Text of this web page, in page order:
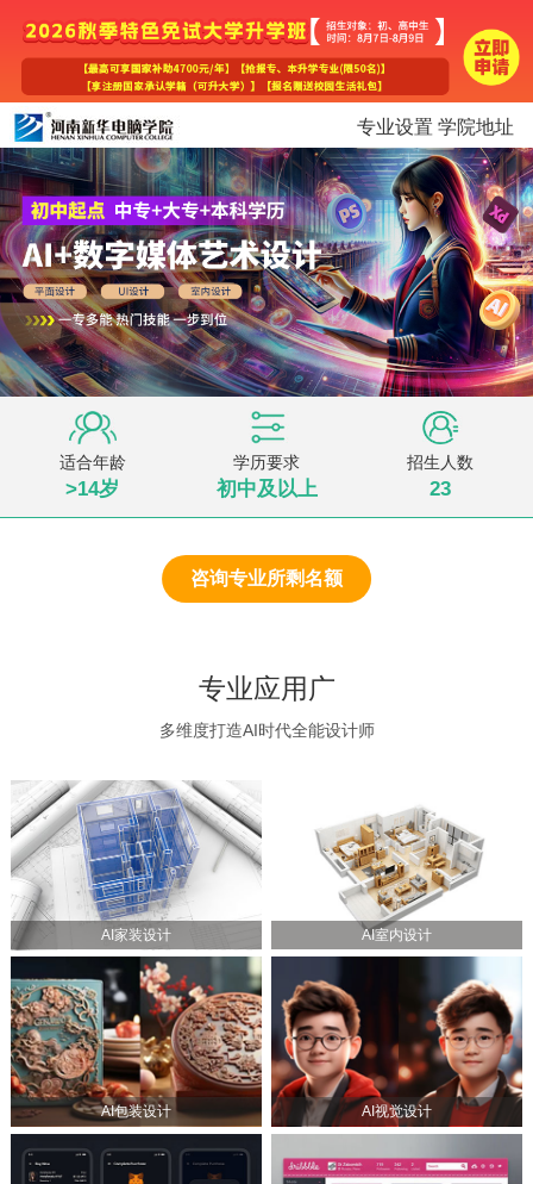
专业设置 学院地址
适合年龄
>14岁
学历要求
初中及以上
招生人数
23
咨询专业所剩名额
专业应用广
多维度打造AI时代全能设计师
AI家装设计 AI室内设计
AI包装设计 AI视觉设计